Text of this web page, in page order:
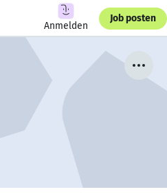
Anmelden
Job posten